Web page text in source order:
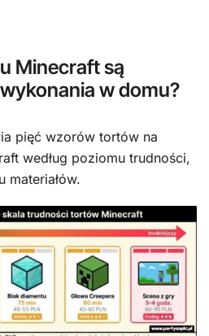
Minecraft są
w domu?
pięć wzorów tortów na
według poziomu trudności,
materiałów.